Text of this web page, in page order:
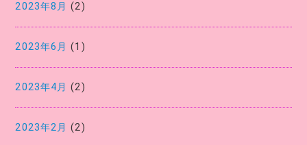
2023年8月 (2)
2023年6月 (1)
2023年4月 (2)
2023年2月 (2)